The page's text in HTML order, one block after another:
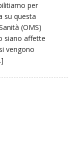
per
su questa
(OMS)
siano affette
vengono